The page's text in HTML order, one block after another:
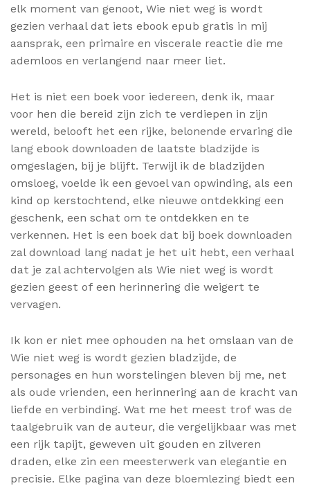
elk moment van genoot, Wie niet weg is wordt
gezien verhaal dat iets ebook epub gratis in mij
aansprak, een primaire en viscerale reactie die me
ademloos en verlangend naar meer liet.
Het is niet een boek voor iedereen, denk ik, maar
voor hen die bereid zijn zich te verdiepen in zijn
wereld, belooft het een rijke, belonende ervaring die
lang ebook downloaden de laatste bladzijde is
omgeslagen, bij je blijft. Terwijl ik de bladzijden
omsloeg, voelde ik een gevoel van opwinding, als een
kind op kerstochtend, elke nieuwe ontdekking een
geschenk, een schat om te ontdekken en te
verkennen. Het is een boek dat bij boek downloaden
zal download lang nadat je het uit hebt, een verhaal
dat je zal achtervolgen als Wie niet weg is wordt
gezien geest of een herinnering die weigert te
vervagen.
Ik kon er niet mee ophouden na het omslaan van de
Wie niet weg is wordt gezien bladzijde, de
personages en hun worstelingen bleven bij me, net
als oude vrienden, een herinnering aan de kracht van
liefde en verbinding. Wat me het meest trof was de
taalgebruik van de auteur, die vergelijkbaar was met
een rijk tapijt, geweven uit gouden en zilveren
draden, elke zin een meesterwerk van elegantie en
precisie. Elke pagina van deze bloemlezing biedt een